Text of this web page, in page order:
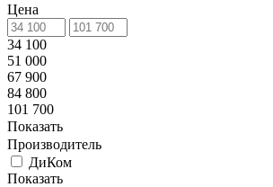
Цена
34 100
51 000
67 900
84 800
101 700
Показать
Производитель
ДиКом
Показать